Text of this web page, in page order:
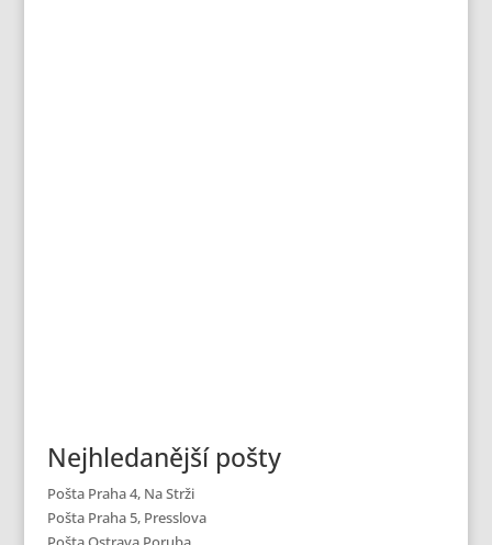
Nejhledanější pošty
Pošta Praha 4, Na Strži
Pošta Praha 5, Presslova